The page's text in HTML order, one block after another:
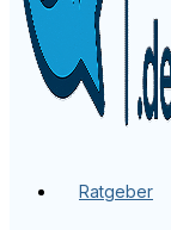
Ratgeber